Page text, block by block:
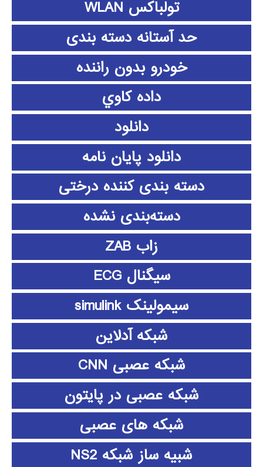
تولباکس WLAN
حد آستانه دسته بندی
خودرو بدون راننده
داده كاوي
دانلود
دانلود پايان نامه
دسته بندی کننده درختی
دسته‌بندی نشده
زاب ZAB
سیگنال ECG
سیمولینک simulink
شبکه آدلاین
شبکه عصبی CNN
شبکه عصبی در پایتون
شبکه های عصبی
شبیه ساز شبکه NS2